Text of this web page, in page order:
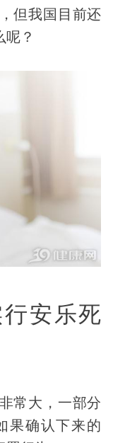
但我国目前还
呢？
安乐死
常大，一部分
果确认下来的